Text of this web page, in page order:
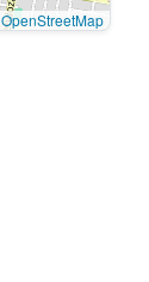
OpenStreetMap